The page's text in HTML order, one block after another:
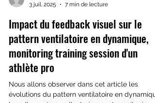
cyrilricci
3 juil. 2025
7 min de lecture
Impact du feedback visuel sur le
pattern ventilatoire en dynamique,
monitoring training session d'un